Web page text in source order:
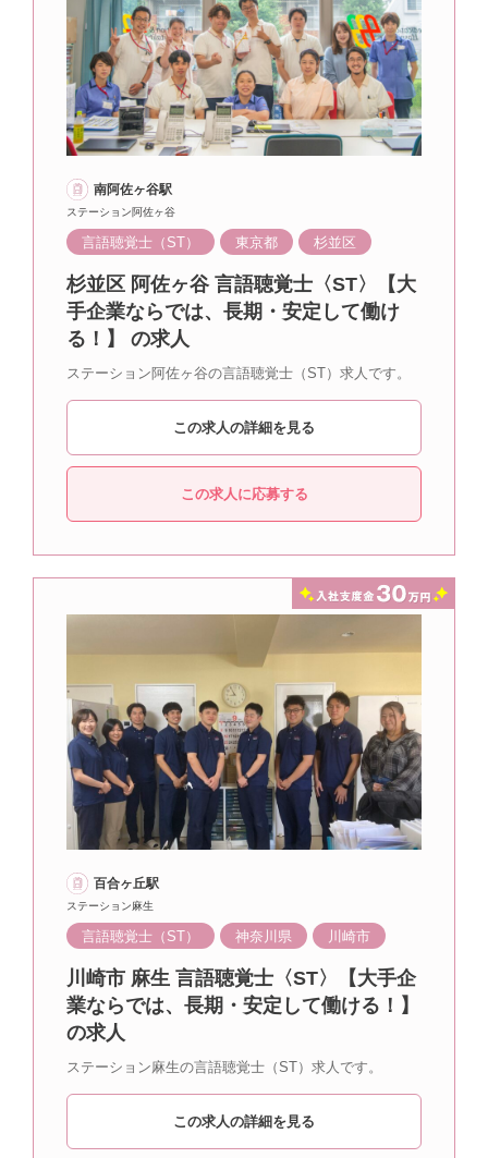
南阿佐ヶ谷駅
ステーション阿佐ヶ谷
言語聴覚士（ST） 東京都 杉並区
杉並区 阿佐ヶ谷 言語聴覚士〈ST〉【大
手企業ならでは、長期・安定して働け
る！】 の求人
ステーション阿佐ヶ谷の言語聴覚士（ST）求人です。
この求人の詳細を見る
この求人に応募する
百合ヶ丘駅
ステーション麻生
言語聴覚士（ST） 神奈川県 川崎市
川崎市 麻生 言語聴覚士〈ST〉【大手企
業ならでは、長期・安定して働ける！】
の求人
ステーション麻生の言語聴覚士（ST）求人です。
この求人の詳細を見る